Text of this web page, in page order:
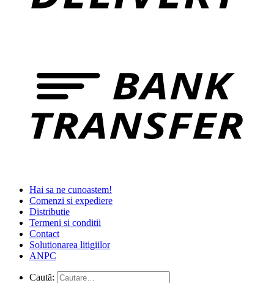
Hai sa ne cunoastem!
Comenzi si expediere
Distributie
Termeni si conditii
Contact
Solutionarea litigiilor
ANPC
Caută: